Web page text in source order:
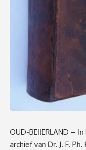
OUD-BEIJERLAND –
archief van Dr. J. F. Ph.